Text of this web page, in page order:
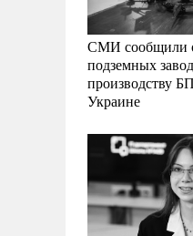
СМИ сообщили
подземных
производству
Украине